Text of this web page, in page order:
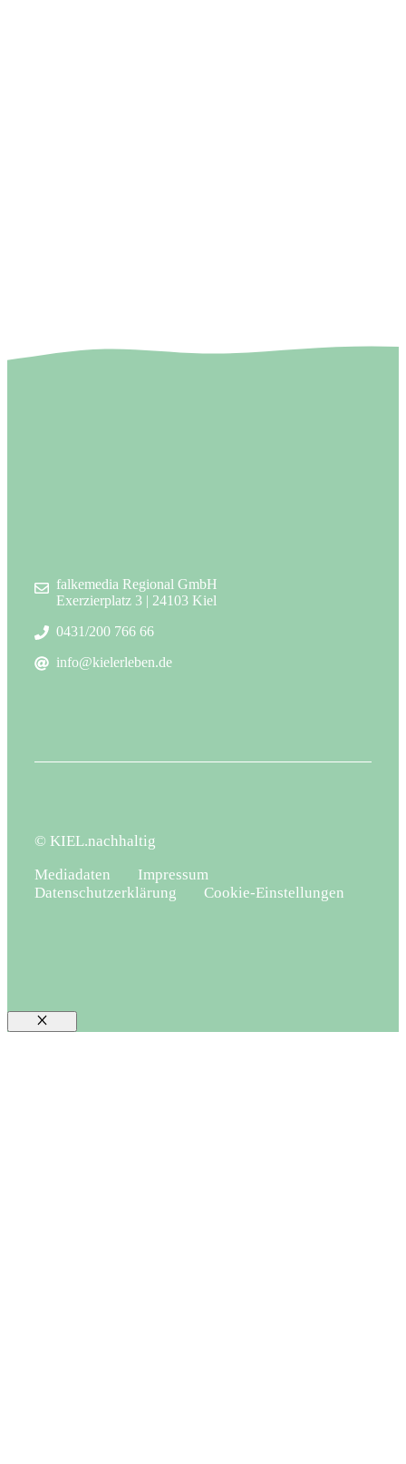
falkemedia Regional GmbH
Exerzierplatz 3 | 24103 Kiel
0431/200 766 66
info@kielerleben.de
© KIEL.nachhaltig
Mediadaten
Impressum
Datenschutzerklärung
Cookie-Einstellungen
Schließen